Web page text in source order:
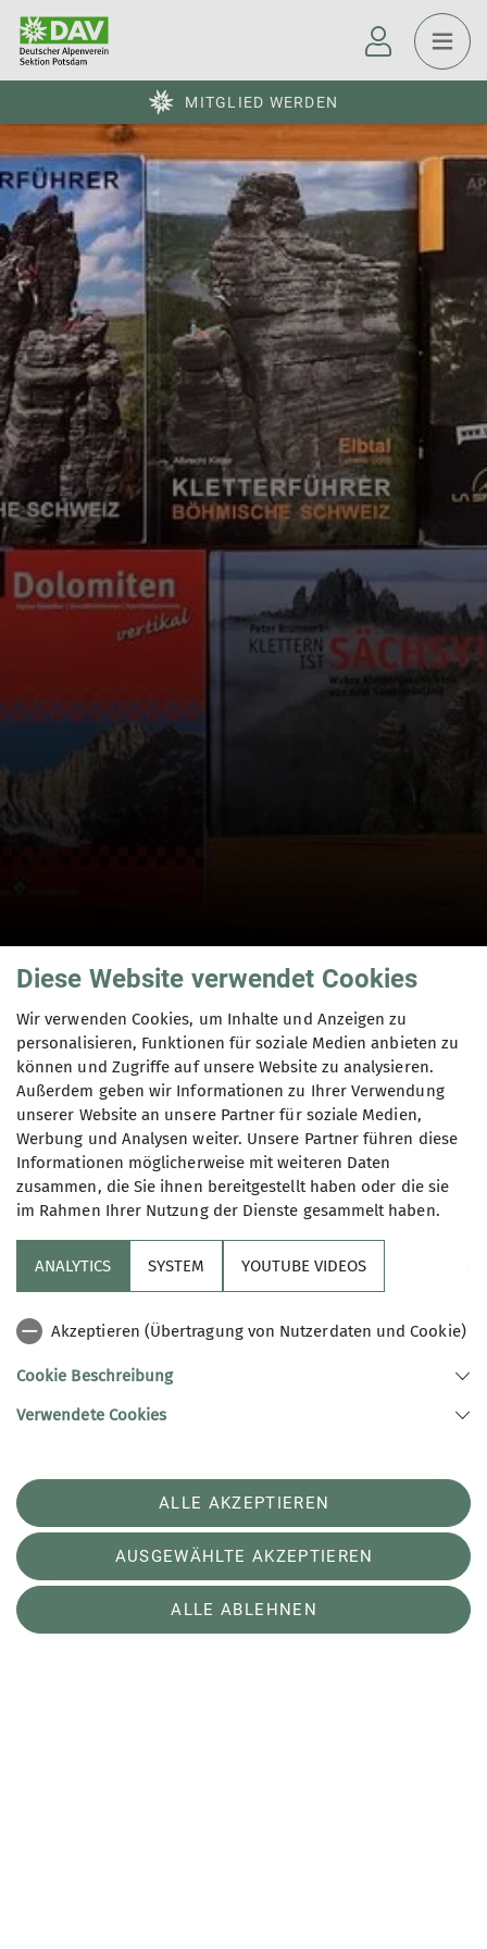
MITGLIED WERDEN
Bücher- und
Kartenverleih
04.02.2025
News
Wir organisieren einen Verleih von Büchern und
Karten von Mitgliedern für Mitglieder.
Wenn ihr Bücher verleihen möchtet oder sucht,
schreibt bitte eine mail an
Sektion
Diese Website verwendet Cookies
Wir verwenden Cookies, um Inhalte und Anzeigen zu
personalisieren, Funktionen für soziale Medien anbieten zu
können und Zugriffe auf unsere Website zu analysieren.
Außerdem geben wir Informationen zu Ihrer Verwendung
unserer Website an unsere Partner für soziale Medien,
Werbung und Analysen weiter. Unsere Partner führen diese
Informationen möglicherweise mit weiteren Daten
zusammen, die Sie ihnen bereitgestellt haben oder die sie
im Rahmen Ihrer Nutzung der Dienste gesammelt haben.
ANALYTICS SYSTEM YOUTUBE VIDEOS
Akzeptieren (Übertragung von Nutzerdaten und Cookie)
Cookie Beschreibung
Verwendete Cookies
ALLE AKZEPTIEREN
AUSGEWÄHLTE AKZEPTIEREN
ALLE ABLEHNEN